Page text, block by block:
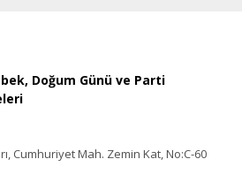
Doğum Günü ve Parti
Cumhuriyet Mah. Zemin Kat, No:C-60